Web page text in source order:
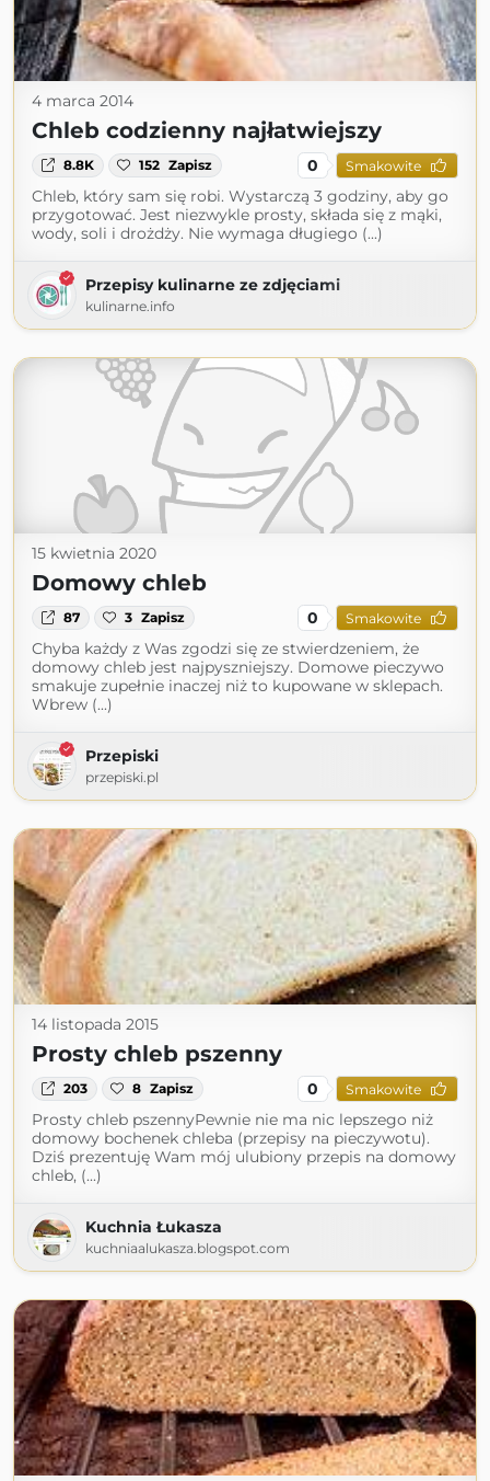
4 marca 2014
Chleb codzienny najłatwiejszy
8.8K 152 Zapisz 0 Smakowite
Chleb, który sam się robi. Wystarczą 3 godziny, aby go
przygotować. Jest niezwykle prosty, składa się z mąki,
wody, soli i drożdży. Nie wymaga długiego (...)
Przepisy kulinarne ze zdjęciami
kulinarne.info
15 kwietnia 2020
Domowy chleb
87 3 Zapisz 0 Smakowite
Chyba każdy z Was zgodzi się ze stwierdzeniem, że
domowy chleb jest najpyszniejszy. Domowe pieczywo
smakuje zupełnie inaczej niż to kupowane w sklepach.
Wbrew (...)
Przepiski
przepiski.pl
14 listopada 2015
Prosty chleb pszenny
203 8 Zapisz 0 Smakowite
Prosty chleb pszennyPewnie nie ma nic lepszego niż
domowy bochenek chleba (przepisy na pieczywotu).
Dziś prezentuję Wam mój ulubiony przepis na domowy
chleb, (...)
Kuchnia Łukasza
kuchniaalukasza.blogspot.com